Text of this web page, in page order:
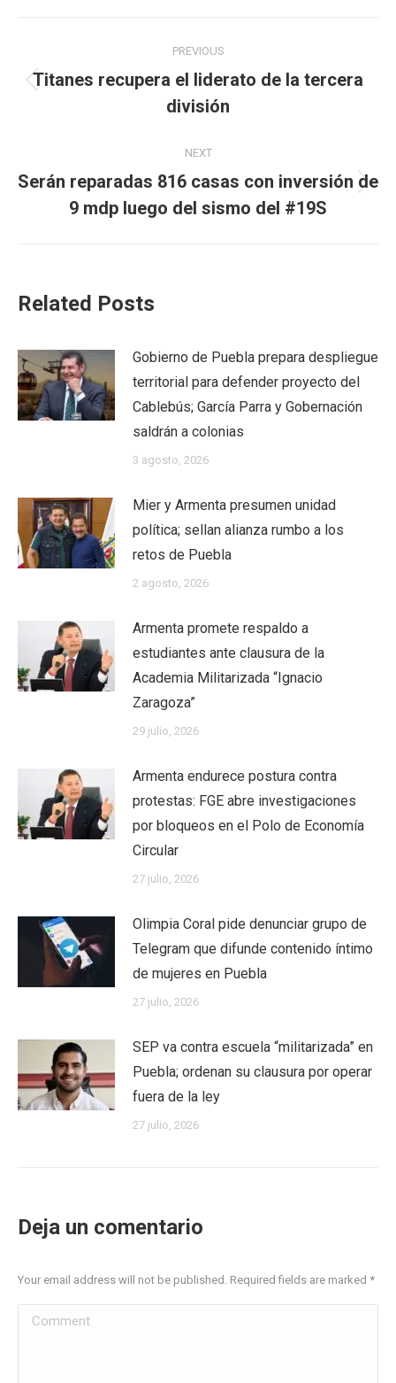
navigation
PREVIOUS
Previous
post:
Titanes recupera el liderato de la tercera
división
NEXT
Next
post:
Serán reparadas 816 casas con inversión de
9 mdp luego del sismo del #19S
Related Posts
Gobierno de Puebla prepara despliegue
territorial para defender proyecto del
Cablebús; García Parra y Gobernación
saldrán a colonias
3 agosto, 2026
Mier y Armenta presumen unidad
política; sellan alianza rumbo a los
retos de Puebla
2 agosto, 2026
Armenta promete respaldo a
estudiantes ante clausura de la
Academia Militarizada “Ignacio
Zaragoza”
29 julio, 2026
Armenta endurece postura contra
protestas: FGE abre investigaciones
por bloqueos en el Polo de Economía
Circular
27 julio, 2026
Olimpia Coral pide denunciar grupo de
Telegram que difunde contenido íntimo
de mujeres en Puebla
27 julio, 2026
SEP va contra escuela “militarizada” en
Puebla; ordenan su clausura por operar
fuera de la ley
27 julio, 2026
Deja un comentario
Your email address will not be published. Required fields are marked *
Comment